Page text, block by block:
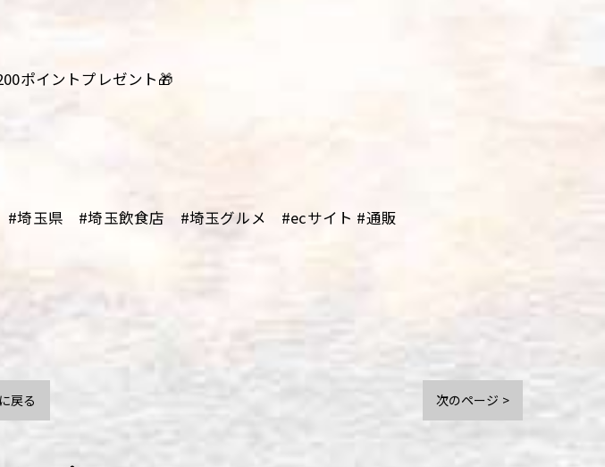
ポイントプレゼント🎁
玉県 #埼玉飲食店 #埼玉グルメ #ecサイト #通販
戻る 次のページ >